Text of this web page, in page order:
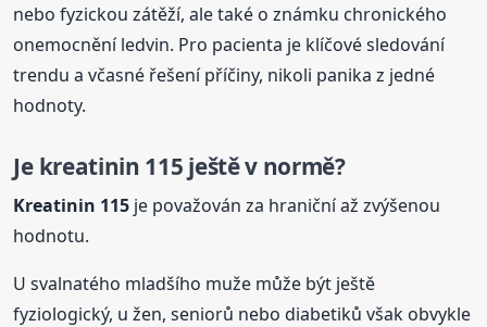
nebo fyzickou zátěží, ale také o známku chronického
onemocnění ledvin. Pro pacienta je klíčové sledování
trendu a včasné řešení příčiny, nikoli panika z jedné
hodnoty.
Je kreatinin 115 ještě v normě?
Kreatinin 115 je považován za hraniční až zvýšenou
hodnotu.
U svalnatého mladšího muže může být ještě
fyziologický, u žen, seniorů nebo diabetiků však obvykle